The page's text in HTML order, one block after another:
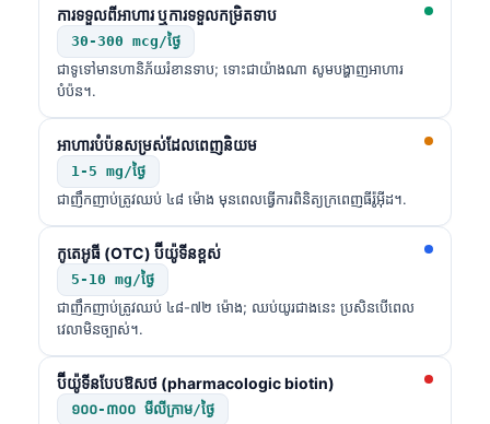
ការទទួលពីអាហារ ឬការទទួលកម្រិតទាប
30-300 mcg/ថ្ងៃ
ជាទូទៅមានហានិភ័យរំខានទាប; ទោះជាយ៉ាងណា សូមបង្ហាញអាហារ
បំប៉ន។.
អាហារបំប៉នសម្រស់ដែលពេញនិយម
1-5 mg/ថ្ងៃ
ជាញឹកញាប់ត្រូវឈប់ ៤៨ ម៉ោង មុនពេលធ្វើការពិនិត្យក្រពេញធីរ៉ូអ៊ីដ។.
កូតេអូធី (OTC) ប៊ីយ៉ូទីនខ្ពស់
5-10 mg/ថ្ងៃ
ជាញឹកញាប់ត្រូវឈប់ ៤៨-៧២ ម៉ោង; ឈប់យូរជាងនេះ ប្រសិនបើពេល
វេលាមិនច្បាស់។.
ប៊ីយ៉ូទីនបែបឱសថ (pharmacologic biotin)
១០០-៣០០ មីលីក្រាម/ថ្ងៃ